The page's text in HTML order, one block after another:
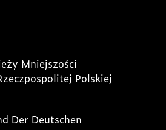
Mniejszości
Polskiej
Der Deutschen